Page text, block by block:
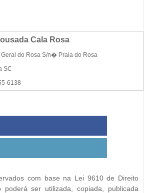
Cala Rosa
Geral do Rosa S/n� Praia do Rosa
SC
6138
com base na Lei 9610 de Direito
poderá ser utilizada, copiada, publicada